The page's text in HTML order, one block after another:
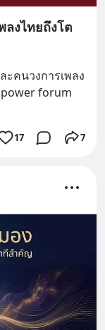
งไทยถึงโต
คนวงการเพลง
power forum
17 7